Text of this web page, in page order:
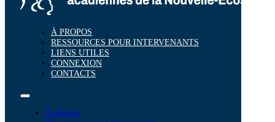
À PROPOS
RESSOURCES POUR INTERVENANTS
LIENS UTILES
CONNEXION
CONTACTS
À propos